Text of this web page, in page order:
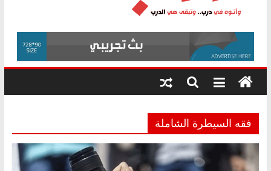
في الصحة” بالإسكندرية لرصد الانتهاكات
ودعم المرضى
الوزاري لمدينة الصحفيين.. وانتهاء أعمال
إنشاء المبنى الإداري
المجلس القومي لحقوق الإنسان يعلن
متابعة قضية الدكتور محمد زهران.. ويؤكد:
قرينة البراءة وضمانات المحاكمة العادلة
وأتوه
درب..
وتبقى
هي
فقه السيطرة الشاملة